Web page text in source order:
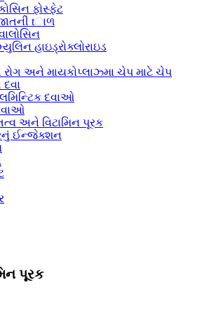
ફોસ્ફેટ
tાળ
હાઇડ્રોક્લોરાઇડ
રોગ અને માયકોપ્લાઝ્મા ચેપ માટે ચેપ
દવા
દવાઓ
અને વિટામિન પૂરક
ઈન્જેક્શન
પૂરક